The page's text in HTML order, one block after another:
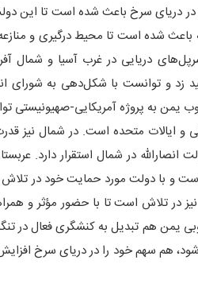
در دریای سرخ باعث شده است تا این
شده است تا محیط درگیری و
دریایی در غرب آسیا و شمال
زد و توانست با شکل‌دهی به شورای
به پروژه آمریکایی-صهیونیستی
ایالات متحده است. در شمال نیز
در شمال استقرار دارد.
و با دولت مورد حمایت خود در
در تلاش است تا با حضور مؤثر و
یمن هم تبدیل به کنشگری فعال در
هم سهم خود را در دریای سرخ